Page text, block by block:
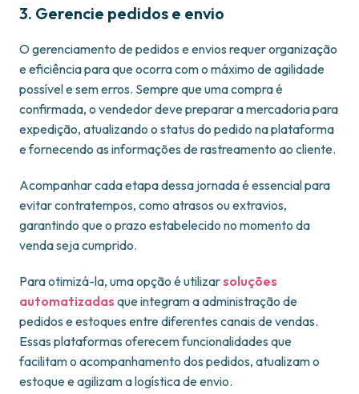
3. Gerencie pedidos e envio
O gerenciamento de pedidos e envios requer organização
e eficiência para que ocorra com o máximo de agilidade
possível e sem erros. Sempre que uma compra é
confirmada, o vendedor deve preparar a mercadoria para
expedição, atualizando o status do pedido na plataforma
e fornecendo as informações de rastreamento ao cliente.
Acompanhar cada etapa dessa jornada é essencial para
evitar contratempos, como atrasos ou extravios,
garantindo que o prazo estabelecido no momento da
venda seja cumprido.
Para otimizá-la, uma opção é utilizarsoluções
automatizadas que integram a administração de
pedidos e estoques entre diferentes canais de vendas.
Essas plataformas oferecem funcionalidades que
facilitam o acompanhamento dos pedidos, atualizam o
estoque e agilizam a logística de envio.